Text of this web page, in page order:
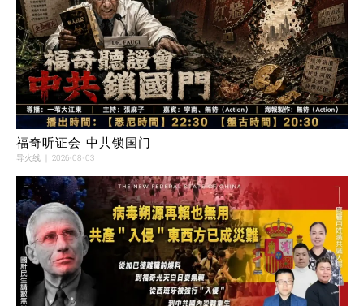
福奇听证会 中共锁国门
导火线 2026-08-03